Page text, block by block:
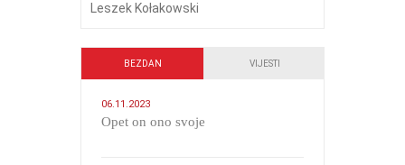
Leszek Kołakowski
BEZDAN VIJESTI
06.11.2023
​Opet on ono svoje